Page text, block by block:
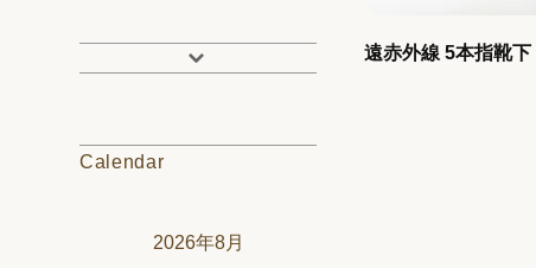
遠赤外線 5本指靴下
Calendar
2026年8月